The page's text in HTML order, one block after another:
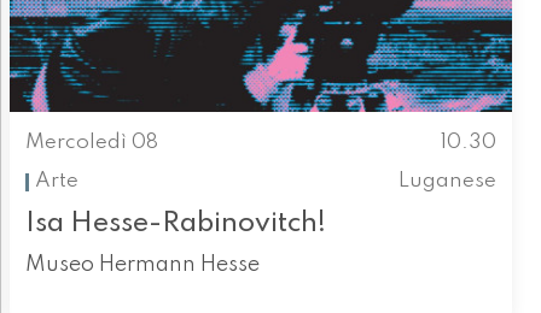
Mercoledì 08
10.30
Arte
Luganese
Isa Hesse-Rabinovitch!
Museo Hermann Hesse